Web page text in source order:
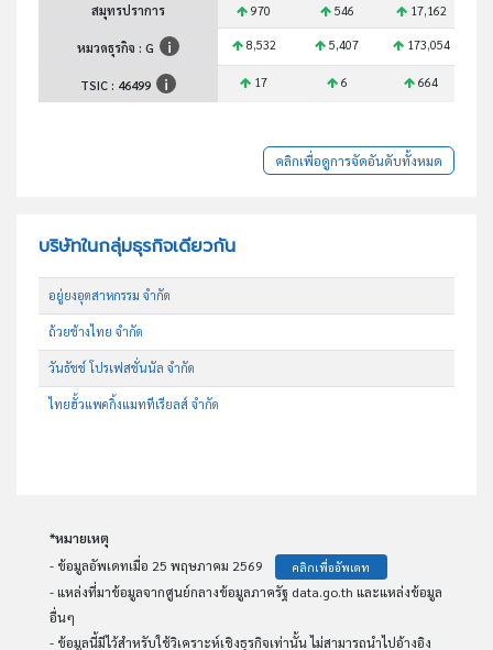
สมุทรปราการ 970 546 17,162
หมวดธุรกิจ : G 8,532 5,407 173,054
TSIC : 46499 17 6 664
คลิกเพื่อดูการจัดอันดับทั้งหมด
บริษัทในกลุ่มธุรกิจเดียวกัน
อยู่ยงอุตสาหกรรม จำกัด
ถ้วยช้างไทย จำกัด
วันธัชช์ โปรเฟสชั่นนัล จำกัด
ไทยฮั้วแพคกิ้งแมททีเรียลส์ จำกัด
*หมายเหตุ
- ข้อมูลอัพเดทเมื่อ 25 พฤษภาคม 2569
คลิกเพื่ออัพเดท
- แหล่งที่มาข้อมูลจากศูนย์กลางข้อมูลภาครัฐ data.go.th และแหล่งข้อมูล
อื่นๆ
- ข้อมูลนี้มีไว้สำหรับใช้วิเคราะห์เชิงธุรกิจเท่านั้น ไม่สามารถนำไปอ้างอิง